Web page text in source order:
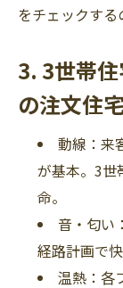
をチェックする
3. 3世帯
の注文住
動線：来
が基本。3世
命。
音・匂い
経路計画で
温熱：各